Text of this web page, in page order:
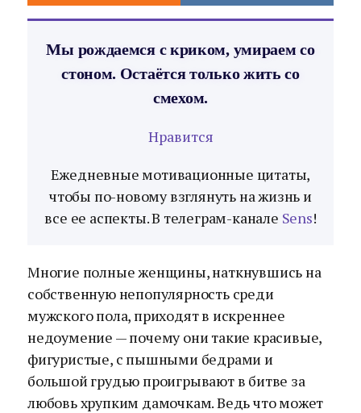
Мы рождаемся с криком, умираем со
стоном. Остаётся только жить со
смехом.
Нравится
Ежедневные мотивационные цитаты,
чтобы по-новому взглянуть на жизнь и
все ее аспекты. В телеграм-канале Sens!
Многие полные женщины, наткнувшись на
собственную непопулярность среди
мужского пола, приходят в искреннее
недоумение — почему они такие красивые,
фигуристые, с пышными бедрами и
большой грудью проигрывают в битве за
любовь хрупким дамочкам. Ведь что может